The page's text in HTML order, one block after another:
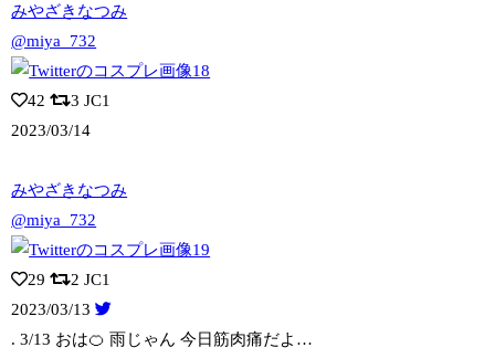
みやざきなつみ
@miya_732
42 3 JC1
2023/03/14
みやざきなつみ
@miya_732
29 2 JC1
2023/03/13
. 3/13 おは🍊 雨じゃん 今日筋肉痛だよ…